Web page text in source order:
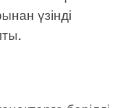
үзінді